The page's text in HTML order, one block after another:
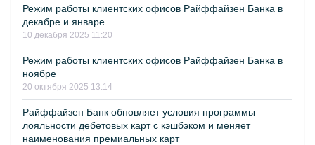
Режим работы клиентских офисов Райффайзен Банка в
декабре и январе
10 декабря 2025 11:20
Режим работы клиентских офисов Райффайзен Банка в
ноябре
20 октября 2025 13:14
Райффайзен Банк обновляет условия программы
лояльности дебетовых карт с кэшбэком и меняет
наименования премиальных карт